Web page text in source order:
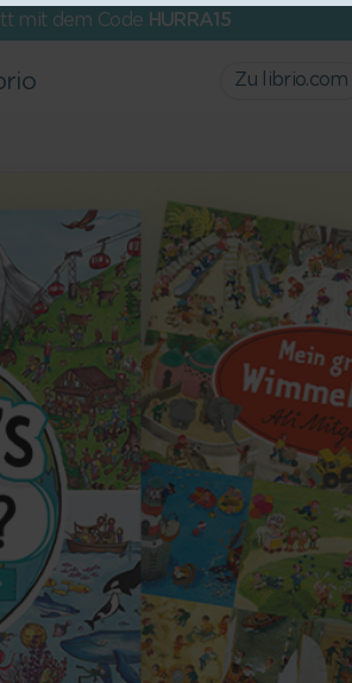
mit dem Code HURRA15
Zu librio.com